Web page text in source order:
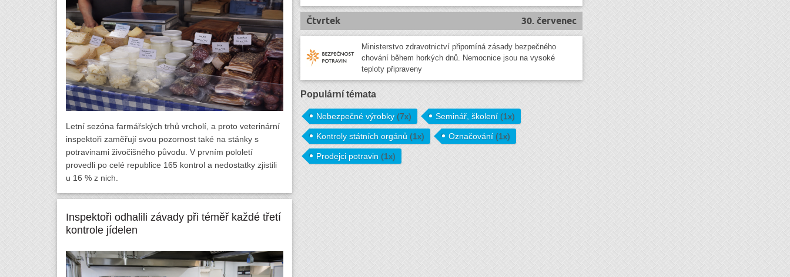
Letní sezóna farmářských trhů vrcholí, a proto veterinární
inspektoři zaměřují svou pozornost také na stánky s
potravinami živočišného původu. V prvním pololetí
provedli po celé republice 165 kontrol a nedostatky zjistili
u 16 % z nich.
Inspektoři odhalili závady při téměř každé třetí
kontrole jídelen
30. červenec
Čtvrtek
Ministerstvo zdravotnictví připomíná zásady bezpečného
chování během horkých dnů. Nemocnice jsou na vysoké
teploty připraveny
Populární témata
Nebezpečné výrobky (7x) Seminář, školení (1x)
Kontroly státních orgánů (1x) Označování (1x)
Prodejci potravin (1x)